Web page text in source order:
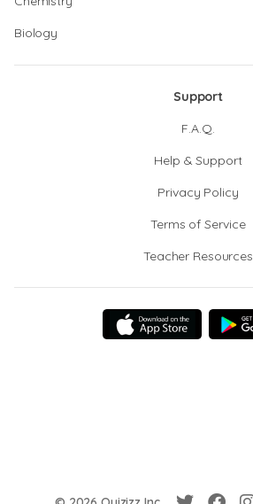
Biology
Support
F.A.Q.
Help & Support
Privacy Policy
Terms of Service
Teacher Resources